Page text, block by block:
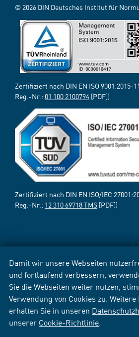
Damit wir unsere Webseiten
und fortlaufend verbessern,
Sie die Webseiten weiter nutzen,
Verwendung von Cookies zu.
erhalten Sie in unseren
unserer Cookie-Richtlinie
© 2026 DIN Deutsches Institut für
Zertifiziert nach DIN EN ISO 9001:2015-
Reg.-Nr.: 01 100 2100794 [PDF])
Zertifiziert nach DIN EN ISO/IEC
Reg.-Nr.: 12 310 69718 TMS [PDF])